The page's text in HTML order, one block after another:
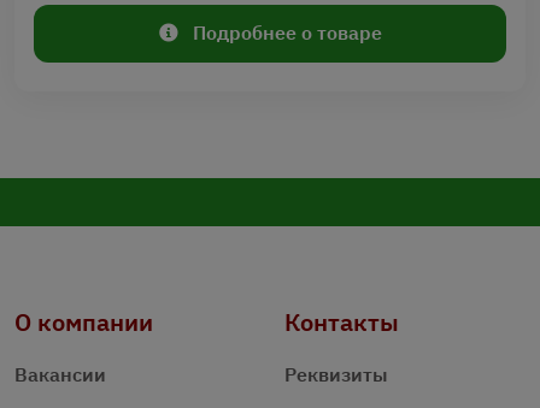
Подробнее о товаре
О компании
Вакансии
Контакты
Реквизиты